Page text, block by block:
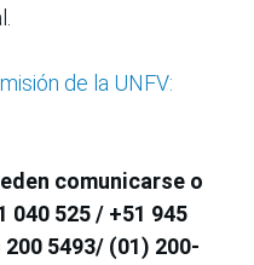
de la UNFV:
comunicarse o
040 525 / +51 945
5493/ (01) 200-